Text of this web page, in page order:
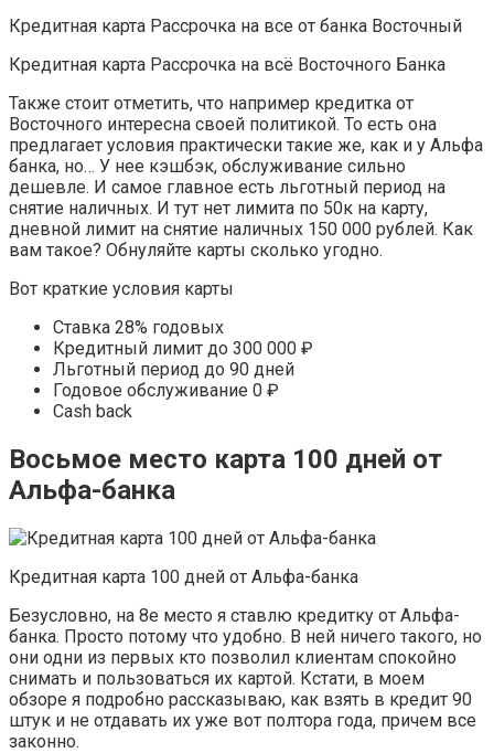
Кредитная карта Рассрочка на все от банка Восточный
Кредитная карта Рассрочка на всё Восточного Банка
Также стоит отметить, что например кредитка от
Восточного интересна своей политикой. То есть она
предлагает условия практически такие же, как и у Альфа
банка, но… У нее кэшбэк, обслуживание сильно
дешевле. И самое главное есть льготный период на
снятие наличных. И тут нет лимита по 50к на карту,
дневной лимит на снятие наличных 150 000 рублей. Как
вам такое? Обнуляйте карты сколько угодно.
Вот краткие условия карты
Ставка 28% годовых
Кредитный лимит до 300 000 ₽
Льготный период до 90 дней
Годовое обслуживание 0 ₽
Cash back
Восьмое место карта 100 дней от
Альфа-банка
Кредитная карта 100 дней от Альфа-банка
Безусловно, на 8е место я ставлю кредитку от Альфа-
банка. Просто потому что удобно. В ней ничего такого, но
они одни из первых кто позволил клиентам спокойно
снимать и пользоваться их картой. Кстати, в моем
обзоре я подробно рассказываю, как взять в кредит 90
штук и не отдавать их уже вот полтора года, причем все
законно.